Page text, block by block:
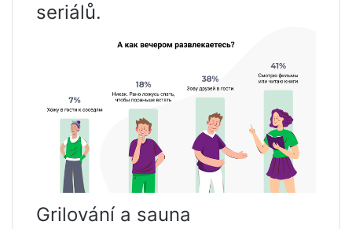
seriálů.
Grilování a sauna